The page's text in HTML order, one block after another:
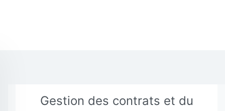
Gestion des contrats et du